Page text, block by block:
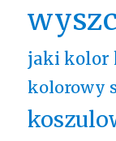
jaki kolor
kolorowy